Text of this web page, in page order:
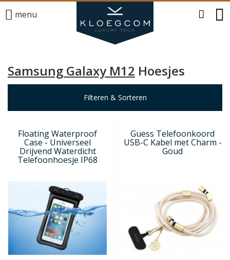
menu
Samsung Galaxy M12 Hoesjes
Filteren & Sorteren
Floating Waterproof
Case - Universeel
Drijvend Waterdicht
Telefoonhoesje IP68
Guess Telefoonkoord
USB-C Kabel met Charm -
Goud